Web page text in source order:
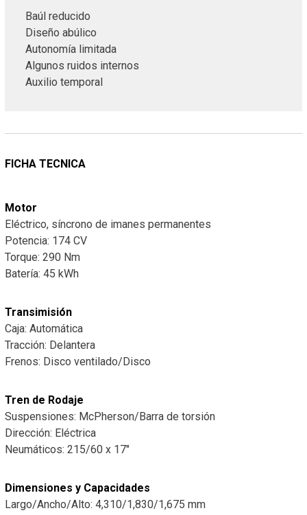
Baúl reducido
Diseño abúlico
Autonomía limitada
Algunos ruidos internos
Auxilio temporal
FICHA TECNICA
Motor
Eléctrico, síncrono de imanes permanentes
Potencia: 174 CV
Torque: 290 Nm
Batería: 45 kWh
Transimisión
Caja: Automática
Tracción: Delantera
Frenos: Disco ventilado/Disco
Tren de Rodaje
Suspensiones: McPherson/Barra de torsión
Dirección: Eléctrica
Neumáticos: 215/60 x 17″
Dimensiones y Capacidades
Largo/Ancho/Alto: 4,310/1,830/1,675 mm